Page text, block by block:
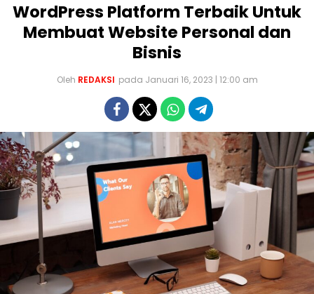
WordPress Platform Terbaik Untuk
Membuat Website Personal dan
Bisnis
Oleh REDAKSI pada Januari 16, 2023 | 12:00 am